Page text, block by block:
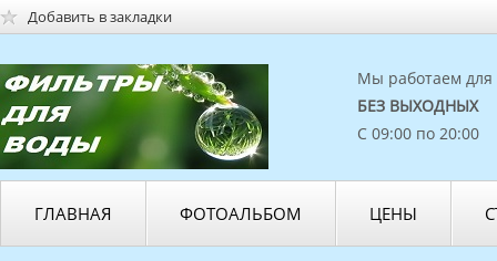
Добавить в закладки
Мы работаем для
БЕЗ ВЫХОДНЫХ
С 09:00 по 20:00
ГЛАВНАЯ ФОТОАЛЬБОМ ЦЕНЫ